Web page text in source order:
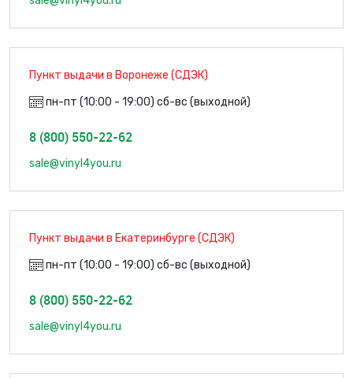
Пункт выдачи в Воронеже (СДЭК)
пн-пт (10:00 - 19:00) сб-вс (выходной)
8 (800) 550-22-62
sale@vinyl4you.ru
Пункт выдачи в Екатеринбурге (СДЭК)
пн-пт (10:00 - 19:00) сб-вс (выходной)
8 (800) 550-22-62
sale@vinyl4you.ru